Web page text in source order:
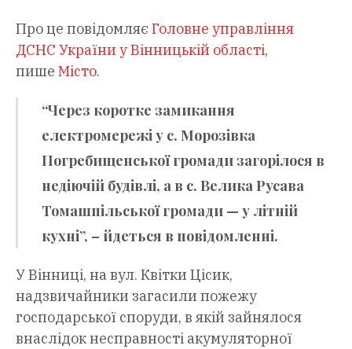
Про це повідомляє Головне управління
ДСНС України у Вінницькій області,
пише Місто.
“Через коротке замикання
електромережі у с. Морозівка
Погребищенської громади загорілося в
недіючій будівлі, а в с. Велика Русава
Томашпільської громади — у літній
кухні”, – йдеться в повідомленні.
У Вінниці, на вул. Квітки Цісик,
надзвичайники загасили пожежу
господарської споруди, в якій зайнялося
внаслідок несправності акумуляторної